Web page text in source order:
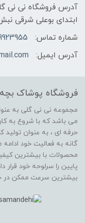
آدرس فروشگاه نی نی
ابتدای بوعلی شرقی
شماره تماس:
آدرس ایمیل:
فروشگاه پوشاک
مجموعه نی نی گلی به
حرفه ای ، به عنوان
گانه به فعالیت خود
محصولات با بیشترین
پایین را سرلوحه خود قرار
بیشترین سرعت ممکن در